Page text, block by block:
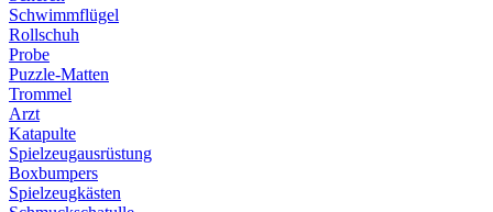
Schwimmflügel
Rollschuh
Probe
Puzzle-Matten
Trommel
Arzt
Katapulte
Spielzeugausrüstung
Boxbumpers
Spielzeugkästen